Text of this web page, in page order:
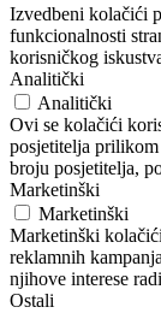
Izvedbeni kolačići
funkcionalnosti
korisničkog
Analitički
Analitički
Ovi se kolačići
posjetitelja prilikom
broju posjetitelja,
Marketinški
Marketinški
Marketinški
reklamnih
njihove interese
Ostali